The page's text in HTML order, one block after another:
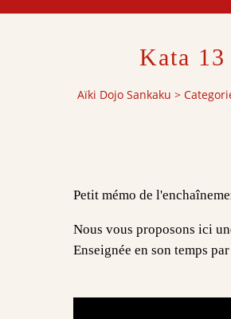
Kata
Aïki Dojo Sankaku >
Petit mémo de
Nous vous proposons ici
Enseignée en son temps